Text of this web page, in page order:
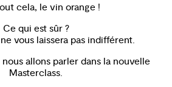
cela, le vin orange !
Ce qui est sûr ?
ne vous laissera pas indifférent.
nous allons parler dans la nouvelle
Masterclass.